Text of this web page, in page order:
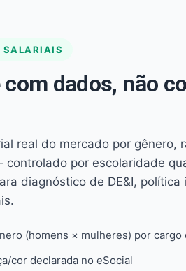
SALARIAIS
com dados, não
real do mercado por gênero,
controlado por escolaridade
diagnóstico de DE&I, política
(homens × mulheres) por cargo
cor declarada no eSocial